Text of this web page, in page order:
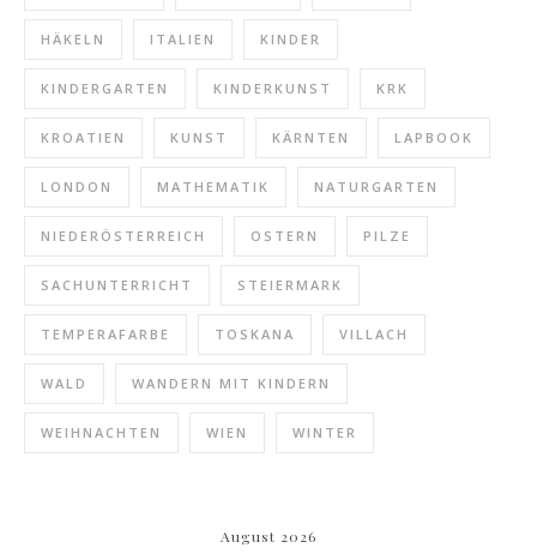
HÄKELN ITALIEN KINDER
KINDERGARTEN KINDERKUNST KRK
KROATIEN KUNST KÄRNTEN LAPBOOK
LONDON MATHEMATIK NATURGARTEN
NIEDERÖSTERREICH OSTERN PILZE
SACHUNTERRICHT STEIERMARK
TEMPERAFARBE TOSKANA VILLACH
WALD WANDERN MIT KINDERN
WEIHNACHTEN WIEN WINTER
August 2026